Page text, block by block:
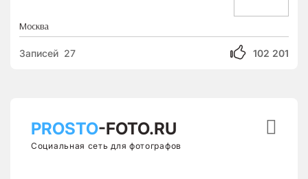
Москва
102 201
Записей 27
PROSTO-FOTO.RU
Социальная сеть для фотографов
